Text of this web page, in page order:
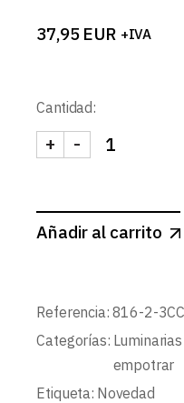
37,95 EUR +IVA
Cantidad:
SPOT LINEAL
-
+
Añadir al carrito
Referencia: 816-2-
Categorías:
empotrar
Etiqueta: Novedad